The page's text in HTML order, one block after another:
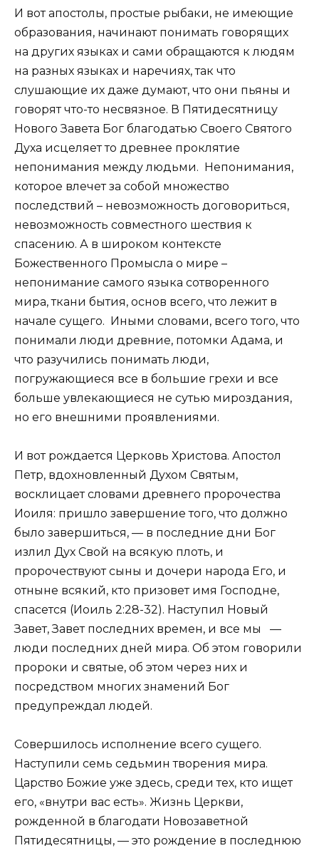
И вот апостолы, простые рыбаки, не имеющие
образования, начинают понимать говорящих
на других языках и сами обращаются к людям
на разных языках и наречиях, так что
слушающие их даже думают, что они пьяны и
говорят что-то несвязное. В Пятидесятницу
Нового Завета Бог благодатью Своего Святого
Духа исцеляет то древнее проклятие
непонимания между людьми. Непонимания,
которое влечет за собой множество
последствий – невозможность договориться,
невозможность совместного шествия к
спасению. А в широком контексте
Божественного Промысла о мире –
непонимание самого языка сотворенного
мира, ткани бытия, основ всего, что лежит в
начале сущего. Иными словами, всего того, что
понимали люди древние, потомки Адама, и
что разучились понимать люди,
погружающиеся все в большие грехи и все
больше увлекающиеся не сутью мироздания,
но его внешними проявлениями.
И вот рождается Церковь Христова. Апостол
Петр, вдохновленный Духом Святым,
восклицает словами древнего пророчества
Иоиля: пришло завершение того, что должно
было завершиться, — в последние дни Бог
излил Дух Свой на всякую плоть, и
пророчествуют сыны и дочери народа Его, и
отныне всякий, кто призовет имя Господне,
спасется (Иоиль 2:28-32). Наступил Новый
Завет, Завет последних времен, и все мы —
люди последних дней мира. Об этом говорили
пророки и святые, об этом через них и
посредством многих знамений Бог
предупреждал людей.
Совершилось исполнение всего сущего.
Наступили семь седьмин творения мира.
Царство Божие уже здесь, среди тех, кто ищет
его, «внутри вас есть». Жизнь Церкви,
рожденной в благодати Новозаветной
Пятидесятницы, — это рождение в последнюю